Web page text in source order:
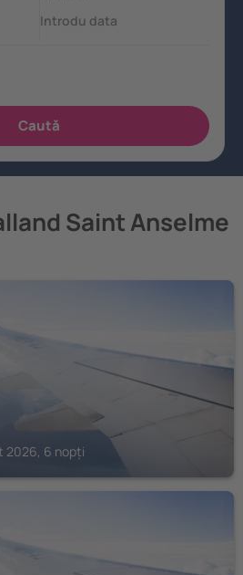
Saint Anselme
2026, 6 nopți